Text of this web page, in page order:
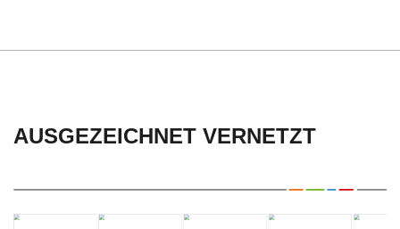
AUSGEZEICHNET VERNETZT